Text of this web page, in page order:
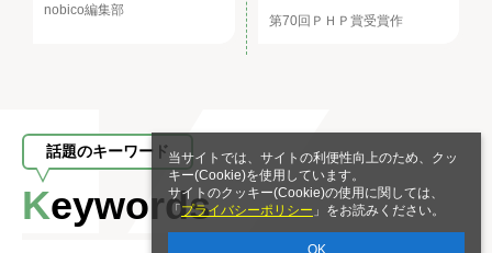
当サイトでは、サイトの利便性向上のため、クッ
キー(Cookie)を使用しています。
サイトのクッキー(Cookie)の使用に関しては、
「プライバシーポリシー 」をお読みください。
OK
nobico編集部
第70回ＰＨＰ賞受賞作
話題のキーワード
Keywords